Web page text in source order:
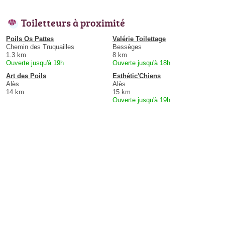
Toiletteurs à proximité
Poils Os Pattes
Chemin des Truquailles
1.3 km
Ouverte jusqu'à 19h
Valérie Toilettage
Bessèges
8 km
Ouverte jusqu'à 18h
Art des Poils
Alès
14 km
Esthétic'Chiens
Alès
15 km
Ouverte jusqu'à 19h